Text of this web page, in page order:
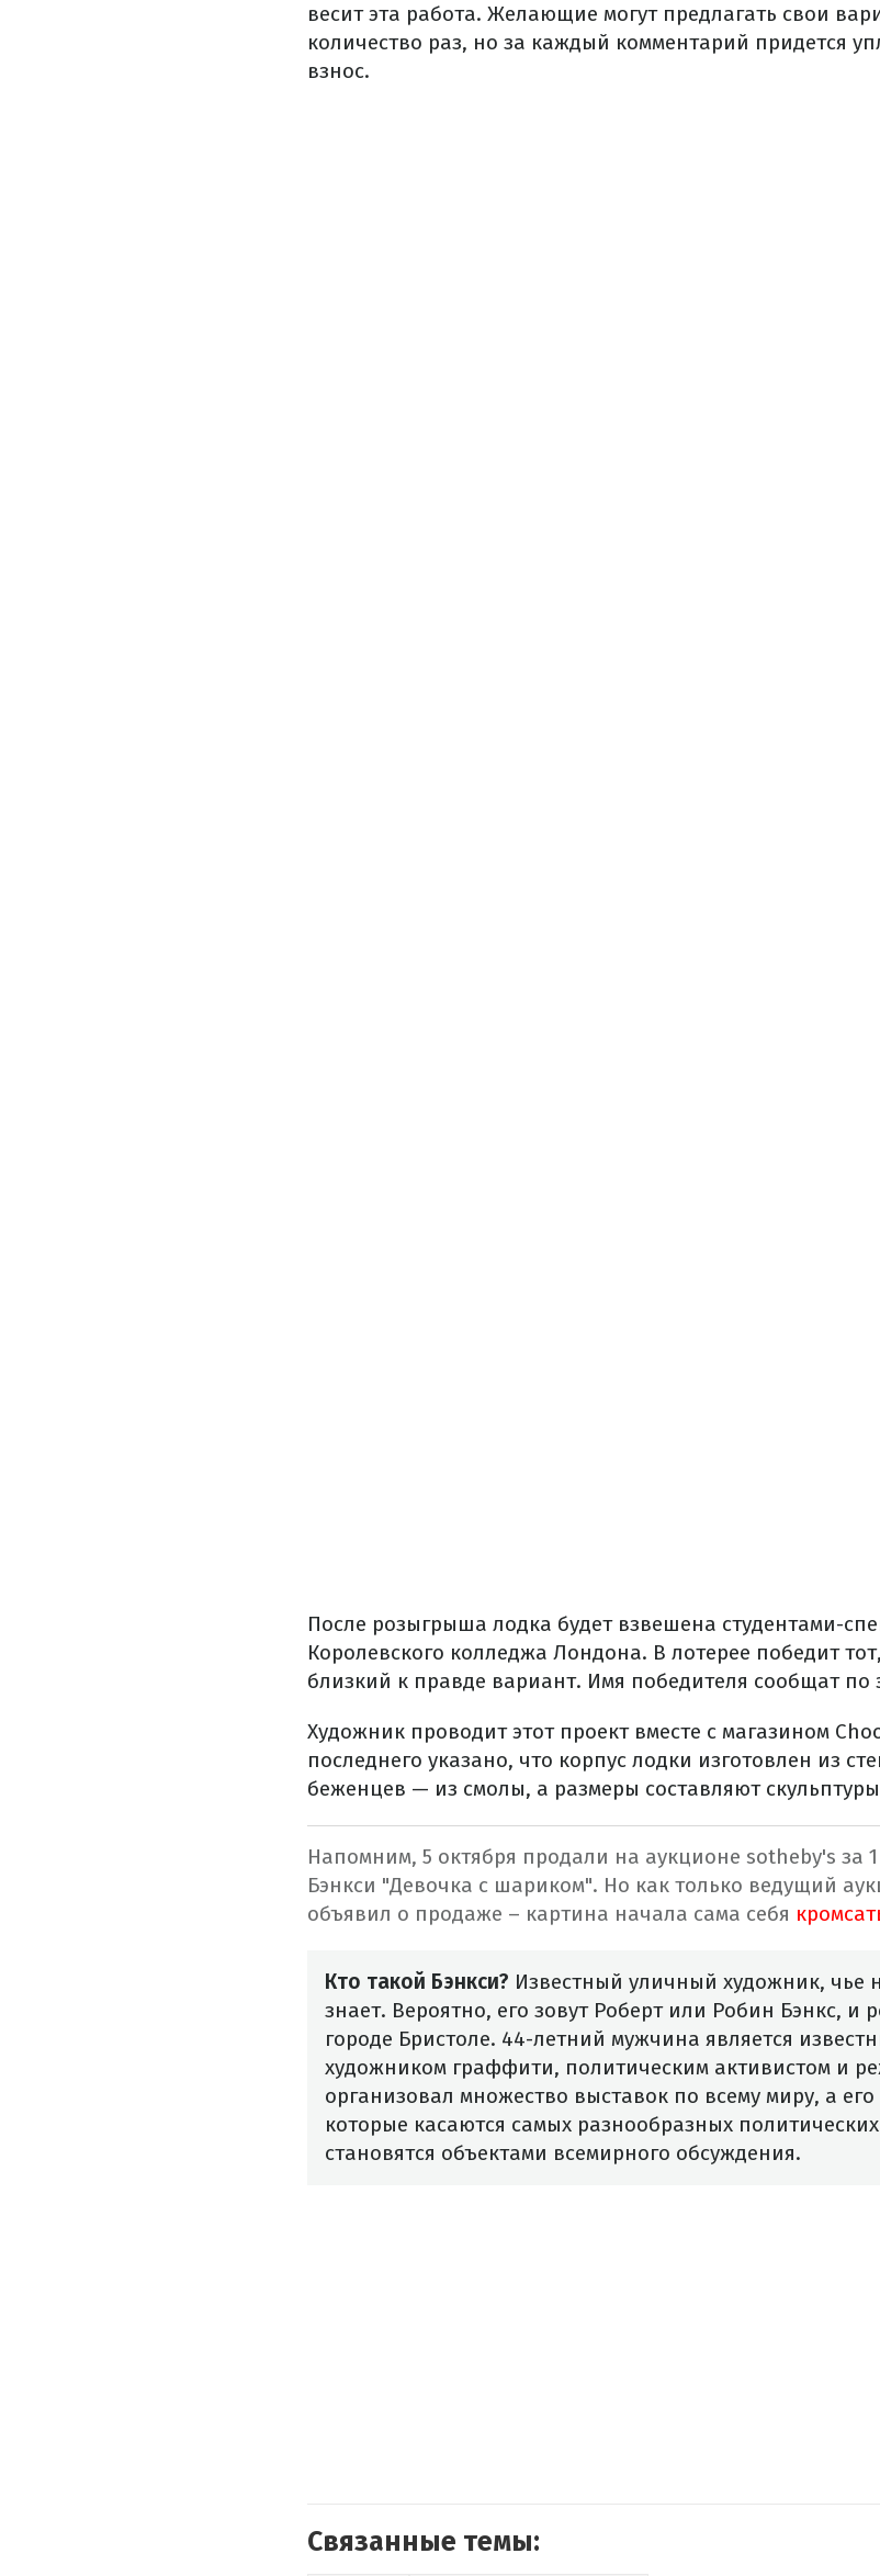
весит эта работа. Желающие могут предлагать свои
количество раз, но за каждый комментарий придется
взнос.
После розыгрыша лодка будет взвешена студентами-
Королевского колледжа Лондона. В лотерее победит
близкий к правде вариант. Имя победителя сообщат по
Художник проводит этот проект вместе с магазином
последнего указано, что корпус лодки изготовлен из
беженцев — из смолы, а размеры составляют скульптуры
Напомним, 5 октября продали на аукционе sotheby's за
Бэнкси "Девочка с шариком". Но как только ведущий
объявил о продаже – картина начала сама себя
Кто такой Бэнкси? Известный уличный художник, чье
знает. Вероятно, его зовут Роберт или Робин Бэнкс, и
городе Бристоле. 44-летний мужчина является
художником граффити, политическим активистом и
организовал множество выставок по всему миру, а
которые касаются самых разнообразных
становятся объектами всемирного обсуждения.
Связанные темы: